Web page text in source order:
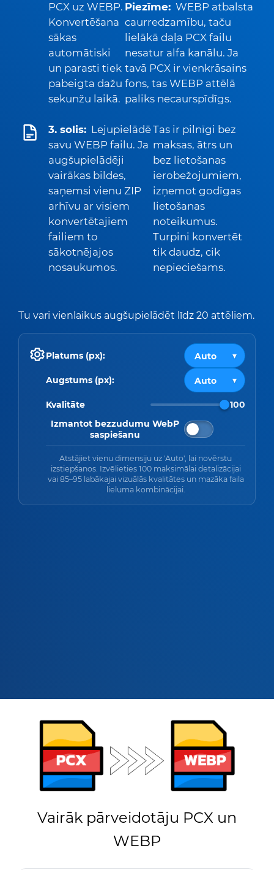
PCX uz WEBP.
Konvertēšana
sākas
automātiski
un parasti tiek
pabeigta dažu
sekunžu laikā.
Piezīme: WEBP atbalsta
caurredzamību, taču
lielākā daļa PCX failu
nesatur alfa kanālu. Ja
tavā PCX ir vienkrāsains
fons, tas WEBP attēlā
paliks necaurspīdīgs.
3. solis: Lejupielādē
savu WEBP failu. Ja
augšupielādēji
vairākas bildes,
saņemsi vienu ZIP
arhīvu ar visiem
konvertētajiem
failiem to
sākotnējajos
nosaukumos.
Tas ir pilnīgi bez
maksas, ātrs un
bez lietošanas
ierobežojumiem,
izņemot godīgas
lietošanas
noteikumus.
Turpini konvertēt
tik daudz, cik
nepieciešams.
Tu vari vienlaikus augšupielādēt līdz 20 attēliem.
Platums (px):
Augstums (px):
Kvalitāte
100
Izmantot bezzudumu WebP
saspiešanu
Atstājiet vienu dimensiju uz 'Auto', lai novērstu
izstiepšanos. Izvēlieties 100 maksimālai detalizācijai
vai 85–95 labākajai vizuālās kvalitātes un mazāka faila
lieluma kombinācijai.
Vairāk pārveidotāju PCX un
WEBP